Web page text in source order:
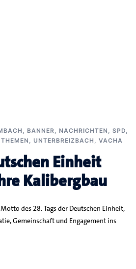
, BANNER, NACHRICHTEN , SPD,
THEMEN , UNTERBREIZBACH , VACHA
Einheit
Kalibergbau
des 28. Tags der Deutschen Einheit,
Gemeinschaft und Engagement ins